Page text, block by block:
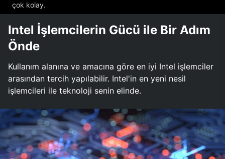
çok kolay.
Intel İşlemcilerin Gücü ile Bir Adım
Önde
Kullanım alanına ve amacına göre en iyi Intel işlemciler
arasından tercih yapılabilir. Intel'in en yeni nesil
işlemcileri ile teknoloji senin elinde.